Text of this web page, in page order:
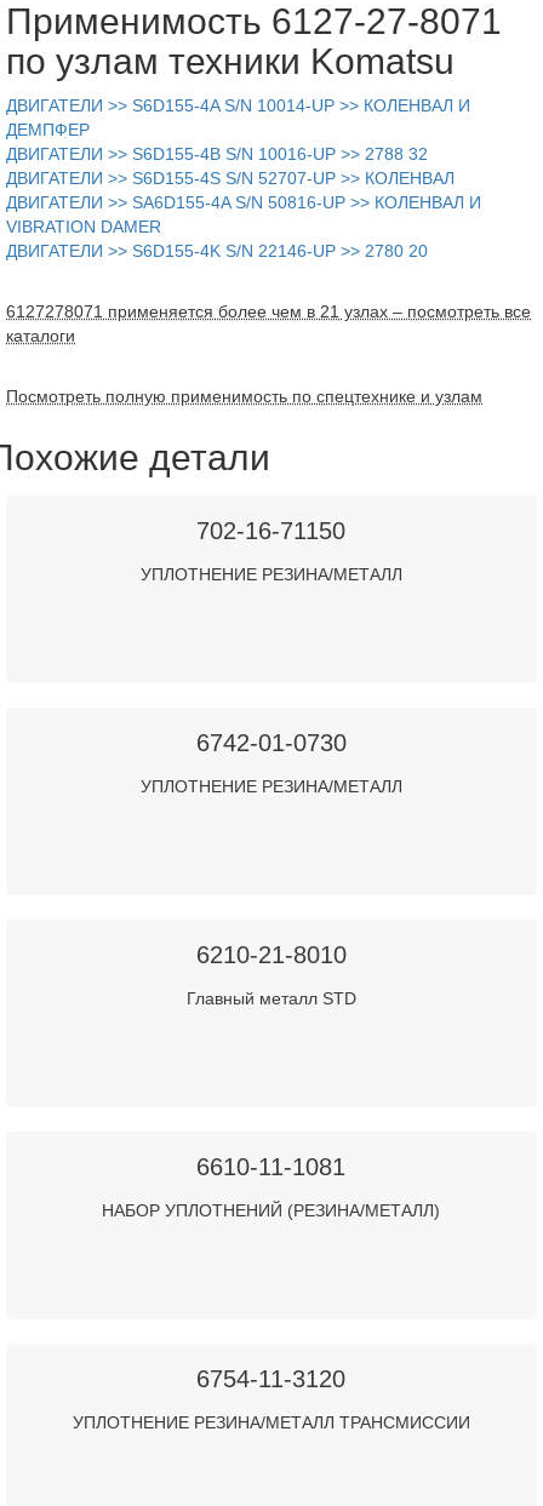
Применимость 6127-27-8071
по узлам техники Komatsu
ДВИГАТЕЛИ >> S6D155-4A S/N 10014-UP >> КОЛЕНВАЛ И
ДЕМПФЕР
ДВИГАТЕЛИ >> S6D155-4B S/N 10016-UP >> 2788 32
ДВИГАТЕЛИ >> S6D155-4S S/N 52707-UP >> КОЛЕНВАЛ
ДВИГАТЕЛИ >> SA6D155-4A S/N 50816-UP >> КОЛЕНВАЛ И
VIBRATION DAMER
ДВИГАТЕЛИ >> S6D155-4K S/N 22146-UP >> 2780 20
6127278071 применяется более чем в 21 узлах – посмотреть все
каталоги
Посмотреть полную применимость по спецтехнике и узлам
детали
702-16-71150
УПЛОТНЕНИЕ РЕЗИНА/МЕТАЛЛ
6742-01-0730
УПЛОТНЕНИЕ РЕЗИНА/МЕТАЛЛ
6210-21-8010
Главный металл STD
6610-11-1081
НАБОР УПЛОТНЕНИЙ (РЕЗИНА/МЕТАЛЛ)
6754-11-3120
УПЛОТНЕНИЕ РЕЗИНА/МЕТАЛЛ ТРАНСМИССИИ